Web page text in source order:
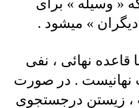
« وسیله » برای
» میشود .
قاعده نهائی ، نفی
نهانیست . در صورت
، زیستن درجستجوی